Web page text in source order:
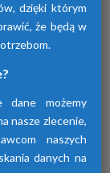
i
dzięki którym
że będą w
dane możemy
nasze zlecenie,
naszych
danych na